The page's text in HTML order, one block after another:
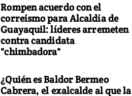
Rompen acuerdo con el
correísmo para Alcaldía de
Guayaquil: líderes arremeten
contra candidata
"chimbadora"
¿Quién es Baldor Bermeo
Cabrera, el exalcalde al que la